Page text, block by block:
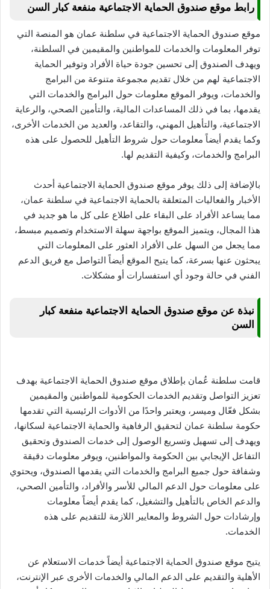
رابط موقع صندوق الحماية الاجتماعية منفعة كبار السن
موقع صندوق الحماية الاجتماعية في سلطنة عمان هو المنصة التي
توفر المعلومات والخدمات للمواطنين والمقيمين في السلطنة،
ويهدف الصندوق إلى تحسين جودة حياة الأفراد وتوفير الحماية
الاجتماعية لهم من خلال تقديم مجموعة متنوعة من البرامج
والخدمات، ويوفر الموقع معلومات حول البرامج والخدمات التي
يقدمها، بما في ذلك المساعدات المالية، والتأمين الصحي، والرعاية
الاجتماعية، والتأهيل المهني، والتقاعد، والعديد من الخدمات الأخرى،
وكما يقدم أيضاً معلومات حول شروط التأهيل للحصول على هذه
البرامج والخدمات، وكيفية التقديم لها.
بالإضافة إلى ذلك يوفر موقع صندوق الحماية الاجتماعية أحدث
الأخبار والفعاليات المتعلقة بالحماية الاجتماعية في سلطنة عمان،
مما يساعد الأفراد على البقاء على اطلاع على كل ما هو جديد في
هذا المجال، ويتميز الموقع بواجهة سهلة الاستخدام وتصميم مبسط،
مما يجعل من السهل على الأفراد العثور على المعلومات التي
يبحثون عنها بسرعة، كما يتيح الموقع أيضاً التواصل مع فريق الدعم
الفني في حالة وجود أي استفسارات أو مشكلات.
نبذة عن موقع صندوق الحماية الاجتماعية منفعة كبار
السن
قامت سلطنة عُمان بإطلاق موقع صندوق الحماية الاجتماعية بهدف
تعزيز التواصل وتقديم الخدمات الحكومية للمواطنين والمقيمين
بشكل فعّال وميسر، ويعتبر واحدًا من الأدوات الرئيسية التي تقدمها
حكومة سلطنة عمان لتحقيق الرفاهية والحماية الاجتماعية لسكانها،
ويهدف إلى تسهيل وتسريع الوصول إلى خدمات الصندوق وتحقيق
التفاعل الإيجابي بين الحكومة والمواطنين، ويوفر معلومات دقيقة
وشفافة حول جميع البرامج والخدمات التي يقدمها الصندوق، ويحتوي
على معلومات حول الدعم المالي للأسر والأفراد، والتأمين الصحي،
والدعم الخاص بالتأهيل والتشغيل، كما يقدم أيضاً معلومات
وإرشادات حول الشروط والمعايير اللازمة للتقديم على هذه
الخدمات.
يتيح موقع صندوق الحماية الاجتماعية أيضاً خدمات الاستعلام عن
الأهلية والتقديم على الدعم المالي والخدمات الأخرى عبر الإنترنت،